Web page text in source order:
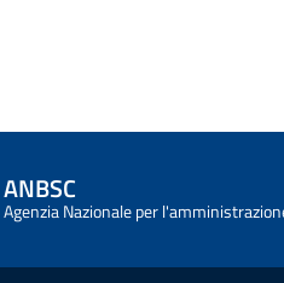
ANBSC
Agenzia Nazionale per